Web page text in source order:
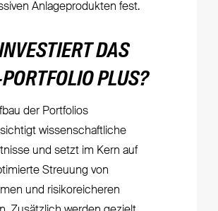
Anlageprodukten fest.
DAS
PLUS?
der Portfolios
wissenschaftliche
und setzt im Kern auf
Streuung von
und risikoreicheren